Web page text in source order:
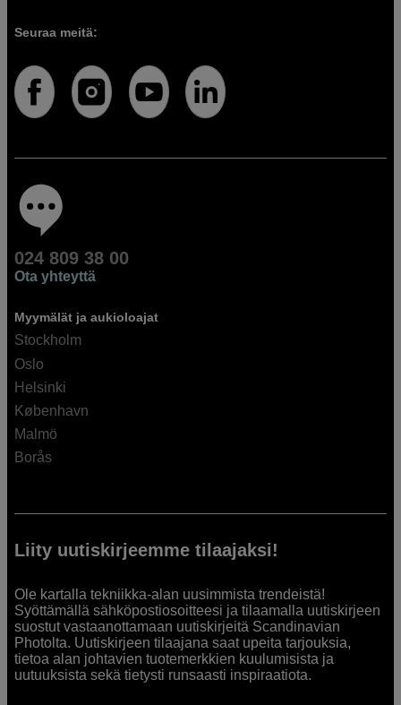
Seuraa meitä:
024 809 38 00
Ota yhteyttä
Myymälät ja aukioloajat
Stockholm
Oslo
Helsinki
København
Malmö
Borås
Liity uutiskirjeemme tilaajaksi!
Ole kartalla tekniikka-alan uusimmista trendeistä!
Syöttämällä sähköpostiosoitteesi ja tilaamalla uutiskirjeen
suostut vastaanottamaan uutiskirjeitä Scandinavian
Photolta. Uutiskirjeen tilaajana saat upeita tarjouksia,
tietoa alan johtavien tuotemerkkien kuulumisista ja
uutuuksista sekä tietysti runsaasti inspiraatiota.